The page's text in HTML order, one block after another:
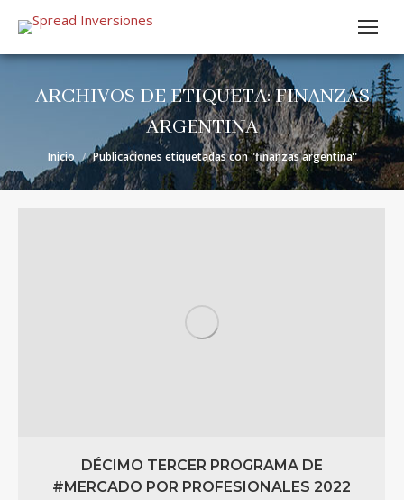
ARCHIVOS DE ETIQUETA:FINANZAS
ARGENTINA
Estás aquí:
Inicio Publicaciones etiquetadas con "finanzas argentina"
DÉCIMO TERCER PROGRAMA DE
#MERCADO POR PROFESIONALES 2022